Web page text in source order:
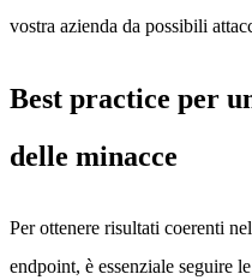
vostra azienda da possibili
Best practice per
delle minacce
Per ottenere risultati coerenti
endpoint, è essenziale seguire